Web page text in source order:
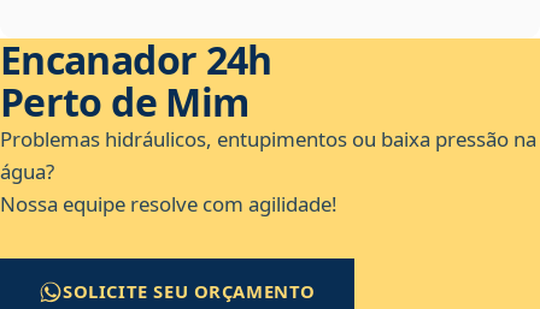
Encanador 24h
Perto de Mim
Problemas hidráulicos, entupimentos ou baixa pressão na
água?
Nossa equipe resolve com agilidade!
SOLICITE SEU ORÇAMENTO